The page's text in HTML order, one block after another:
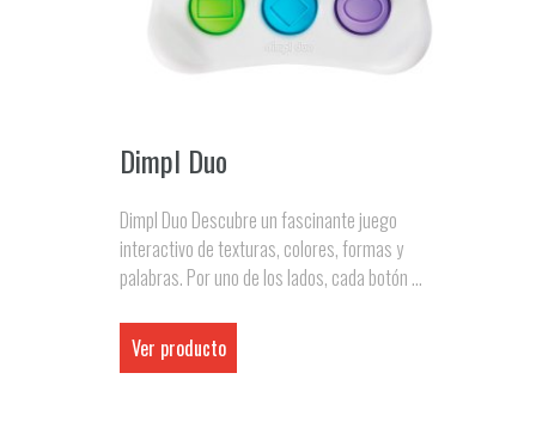
Dimpl Duo
Dimpl Duo Descubre un fascinante juego
interactivo de texturas, colores, formas y
palabras. Por uno de los lados, cada botón ...
Ver producto